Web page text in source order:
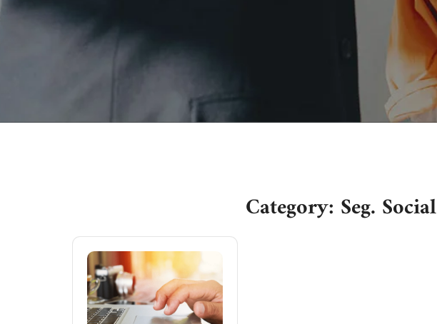
Category: Seg. Social